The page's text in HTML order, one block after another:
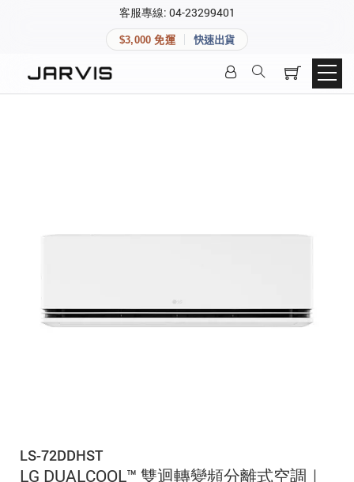
客服專線: 04-23299401
$3,000 免運 快速出貨
LS-72DDHST
LG DUALCOOL™ 雙迴轉變頻分離式空調｜
快速連結
登入後可查看訂單、會員資料與收藏清單。
登入會員
快速連結
加入 JARVIS VIP